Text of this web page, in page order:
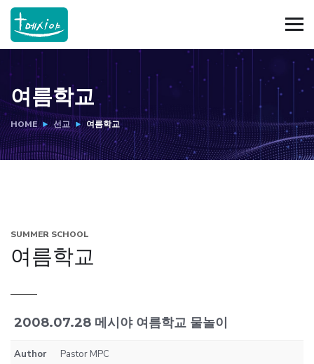
여름학교
HOME 선교 여름학교
SUMMER SCHOOL
여름학교
2008.07.28 메시야 여름학교 물놀이
Author Pastor MPC